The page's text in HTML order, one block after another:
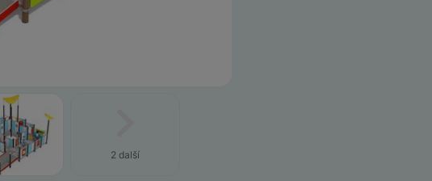
2 další